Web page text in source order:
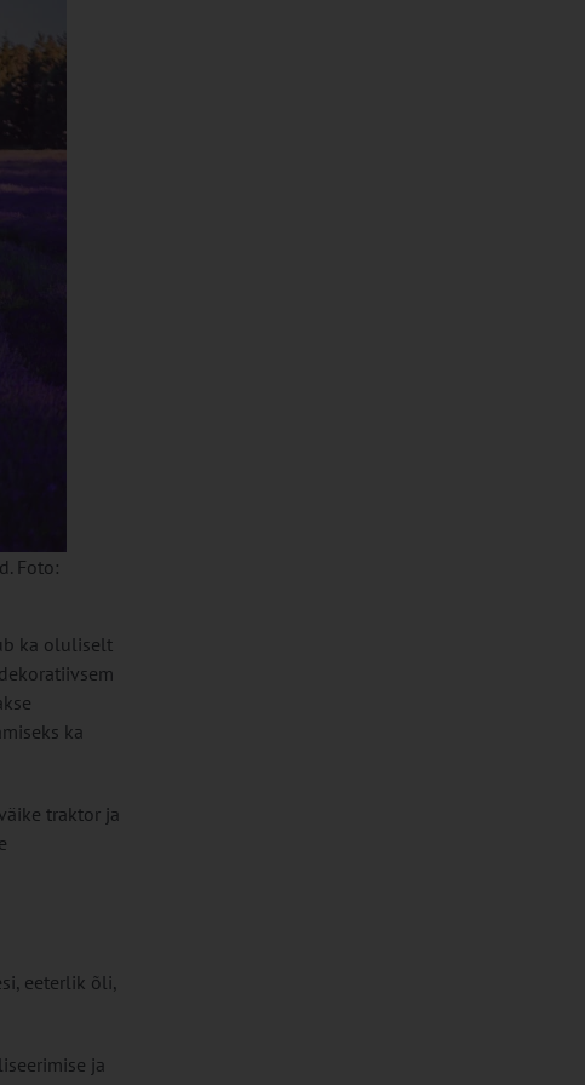
Foto:
ka oluliselt
ka
traktor ja
eeterlik õli,
ja